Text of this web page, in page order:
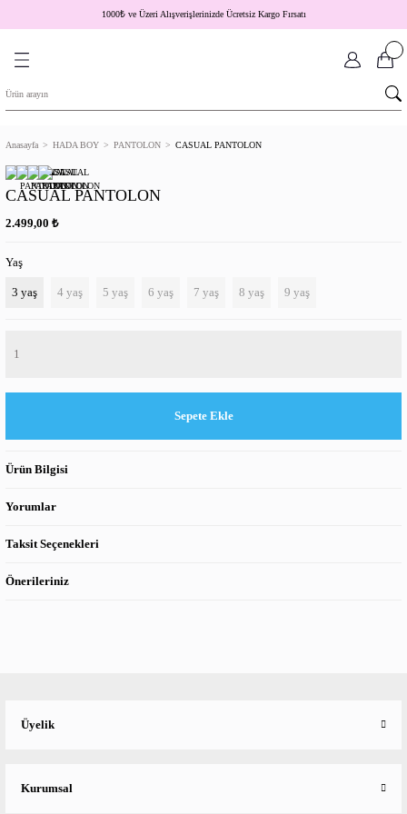
1000₺ve Üzeri Alışverişlerinizde Ücretsiz Kargo Fırsatı
Anasayfa HADA BOY PANTOLON CASUAL PANTOLON
CASUAL PANTOLON
2.499,00 ₺
Yaş
3 yaş 4 yaş 5 yaş 6 yaş 7 yaş 8 yaş 9 yaş
Sepete Ekle
Ürün Bilgisi
Yorumlar
Taksit Seçenekleri
Önerileriniz
Üyelik
Kurumsal